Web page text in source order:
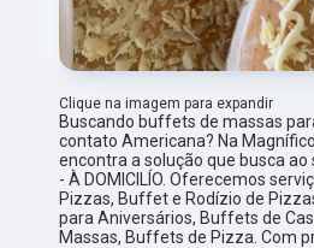
Clique na imagem para expandir
Buscando buffets de massas
contato Americana? Na
encontra a solução que busca ao
- À DOMICILÍO. Oferecemos
Pizzas, Buffet e Rodízio de
para Aniversários, Buffets de
Massas, Buffets de Pizza. Com